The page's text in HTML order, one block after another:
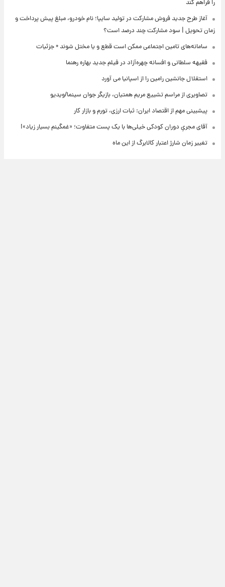
را فراهم کند
آغاز طرح جدید فروش مشارکت در تولید سایپا؛ نام خودرو، مبلغ پیش پرداخت و
زمان تحویل | سود مشارکت چند درصد است؟
سامانه‌های تامین اجتماعی ممکن است قطع و یا مختل شوند + جزئیات
فقیهه سلطانی و افسانه چهره‌آزاد در فیلم جدید بهاره رهنما
استقلال جانشین رامین را از اسپانیا می آورد
تصاویری از مراسم تشییع مریم همتیان، بازیگر جوان سینما/ویدیو
پیشبینی مهم از اقتصاد ایران: ثبات ارزی، تورم و بازار کار
آقای مجریِ دوران کودکی خیلی‌ها با یک پست متفاوت؛ «غمگینم بسیار زیاد»!
تغییر زمان شارژ اعتبار کالابرگ از این ماه